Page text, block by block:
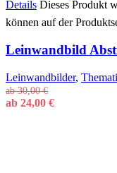
Details Dieses Produkt
können auf der
Leinwandbild
Leinwandbilder,
ab30,00€
ab 24,00 €